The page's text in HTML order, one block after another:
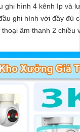
ghi hình 4 kênh Ip và
ghi hình với đầy đủ
âm thanh 2 chiều